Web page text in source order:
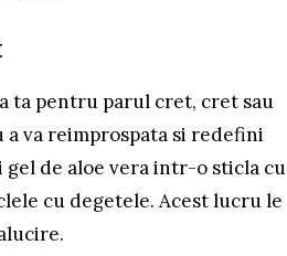
ta pentru parul cret, cret sau
va reimprospata si redefini
gel de aloe vera intr-o sticla cu
cu degetele. Acest lucru le